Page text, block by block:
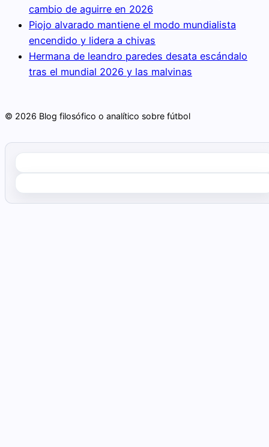
cambio de aguirre en 2026
Piojo alvarado mantiene el modo mundialista
encendido y lidera a chivas
Hermana de leandro paredes desata escándalo
tras el mundial 2026 y las malvinas
© 2026 Blog filosófico o analítico sobre fútbol